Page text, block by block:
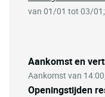
Aankomst en
Aankomst van
Openingstijden
van 01/01 tot 03/